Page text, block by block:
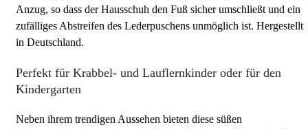
Anzug, so dass der Hausschuh den Fuß sicher umschließt und ein
zufälliges Abstreifen des Lederpuschens unmöglich ist. Hergestellt
in Deutschland.
Perfekt für Krabbel- und Lauflernkinder oder für den
Kindergarten
Neben ihrem trendigen Aussehen bieten diese süßen